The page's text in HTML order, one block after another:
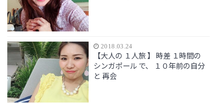
2018.03.24
【大人の １人旅 】 時差 １時間の
シンガポール で、 １０年前の自分
と 再会